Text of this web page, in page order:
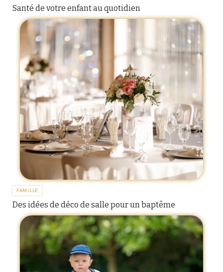
Santé de votre enfant au quotidien
FAMILLE
Des idées de déco de salle pour un baptême